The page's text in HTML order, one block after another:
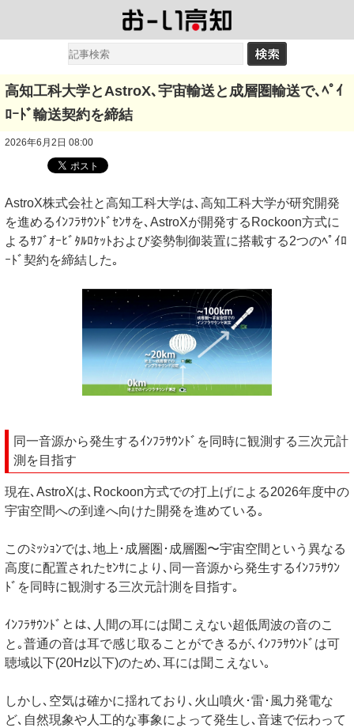
高知工科大学とAstroX､宇宙輸送と成層圏輸送で､ﾍﾟｲ
ﾛｰﾄﾞ輸送契約を締結
2026年6月2日 08:00
AstroX株式会社と高知工科大学は､高知工科大学が研究開発
を進めるｲﾝﾌﾗｻｳﾝﾄﾞｾﾝｻを､AstroXが開発するRockoon方式に
よるｻﾌﾞｵｰﾋﾞﾀﾙﾛｹｯﾄおよび姿勢制御装置に搭載する2つのﾍﾟｲﾛ
ｰﾄﾞ契約を締結した｡
同一音源から発生するｲﾝﾌﾗｻｳﾝﾄﾞを同時に観測する三次元計
測を目指す
現在､AstroXは､Rockoon方式での打上げによる2026年度中の
宇宙空間への到達へ向けた開発を進めている｡
このﾐｯｼｮﾝでは､地上･成層圏･成層圏〜宇宙空間という異なる
高度に配置されたｾﾝｻにより､同一音源から発生するｲﾝﾌﾗｻｳﾝ
ﾄﾞを同時に観測する三次元計測を目指す｡
ｲﾝﾌﾗｻｳﾝﾄﾞとは､人間の耳には聞こえない超低周波の音のこ
と｡普通の音は耳で感じ取ることができるが､ｲﾝﾌﾗｻｳﾝﾄﾞは可
聴域以下(20Hz以下)のため､耳には聞こえない｡
しかし､空気は確かに揺れており､火山噴火･雷･風力発電な
ど､自然現象や人工的な事象によって発生し､音速で伝わって